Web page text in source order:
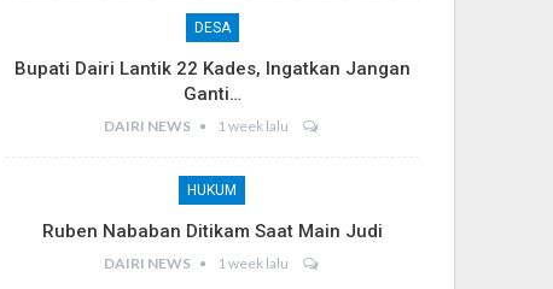
DESA
Bupati Dairi Lantik 22 Kades, Ingatkan Jangan
Ganti…
DAIRI NEWS 1 week lalu
HUKUM
Ruben Nababan Ditikam Saat Main Judi
DAIRI NEWS 1 week lalu